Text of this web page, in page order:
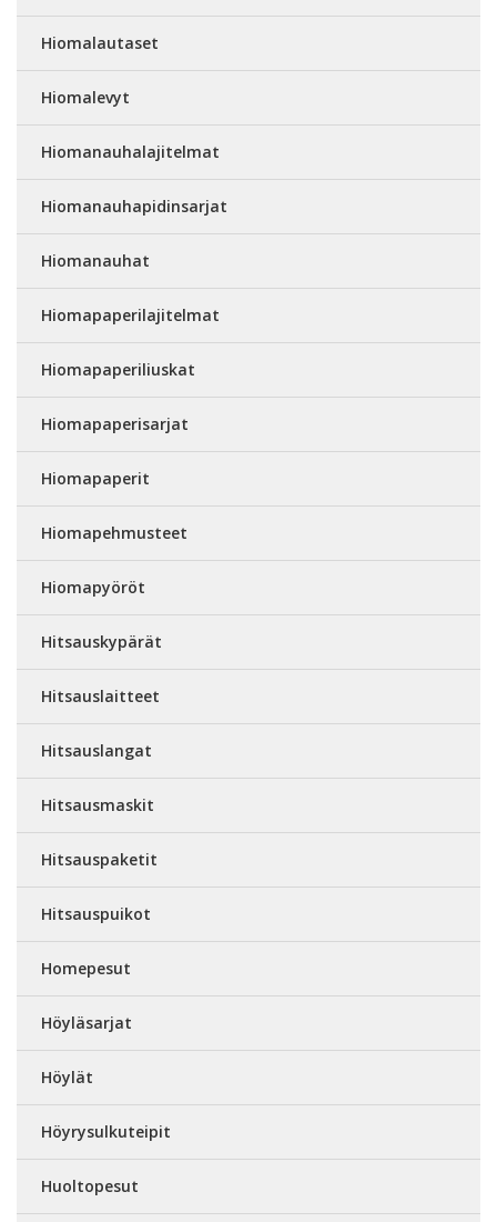
Hiomalautaset
Hiomalevyt
Hiomanauhalajitelmat
Hiomanauhapidinsarjat
Hiomanauhat
Hiomapaperilajitelmat
Hiomapaperiliuskat
Hiomapaperisarjat
Hiomapaperit
Hiomapehmusteet
Hiomapyöröt
Hitsauskypärät
Hitsauslaitteet
Hitsauslangat
Hitsausmaskit
Hitsauspaketit
Hitsauspuikot
Homepesut
Höyläsarjat
Höylät
Höyrysulkuteipit
Huoltopesut